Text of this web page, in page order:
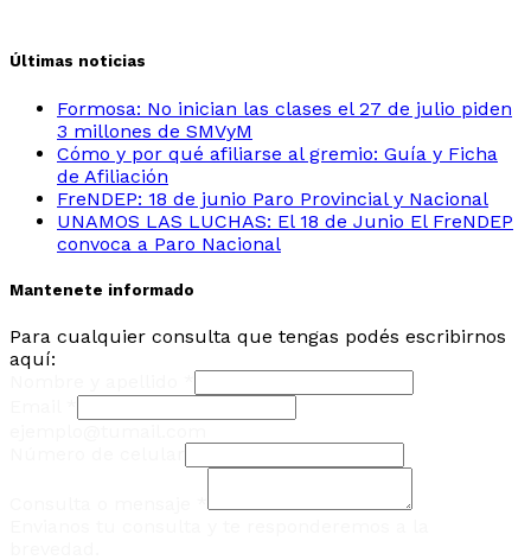
Últimas noticias
Formosa: No inician las clases el 27 de julio piden
3 millones de SMVyM
Cómo y por qué afiliarse al gremio: Guía y Ficha
de Afiliación
FreNDEP: 18 de junio Paro Provincial y Nacional
UNAMOS LAS LUCHAS: El 18 de Junio El FreNDEP
convoca a Paro Nacional
Mantenete informado
Para cualquier consulta que tengas podés escribirnos
aquí: